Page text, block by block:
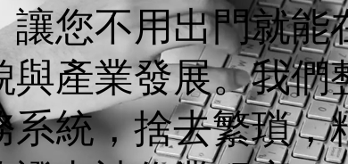
讓您不用出門就能
產業發展。我們
統，捨去繁瑣，